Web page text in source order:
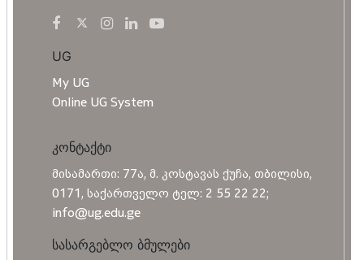
UG
My UG
Online UG System
კონტაქტი
მისამართი: 77ა, მ. კოსტავას ქუჩა, თბილისი,
0171, საქართველო ტელ: 2 55 22 22;
info@ug.edu.ge
სასარგებლო ბმულები